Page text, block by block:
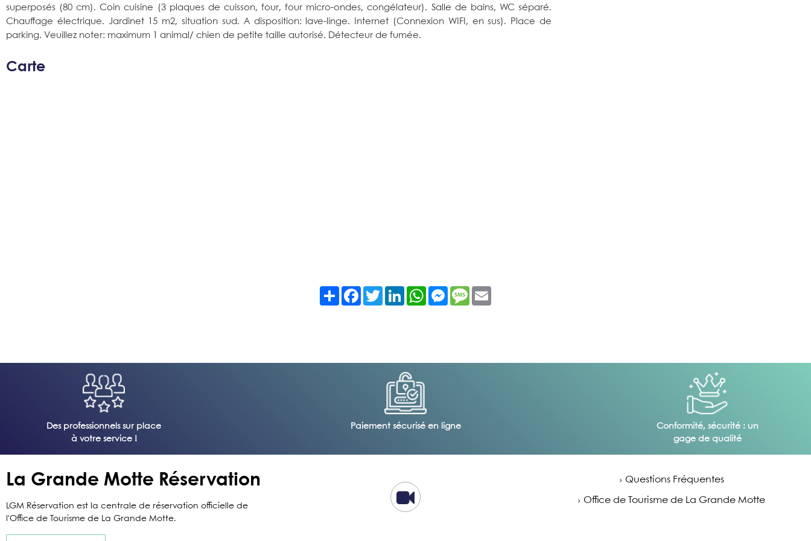
superposés (80 cm). Coin cuisine (3 plaques de cuisson, four, four micro-ondes, congélateur). Salle de bains, WC séparé.
Chauffage électrique. Jardinet 15 m2, situation sud. A disposition: lave-linge. Internet (Connexion WIFI, en sus). Place de
parking. Veuillez noter: maximum 1 animal/ chien de petite taille autorisé. Détecteur de fumée.
Carte
Partager FacebookTwitter LinkedIn WhatsAppMessengerMessage
Des professionnels sur place
à votre service !
Paiement sécurisé en ligne
Conformité, sécurité : un
gage de qualité
La Grande Motte Réservation
LGM Réservation est la centrale de réservation officielle de
l'Office de Tourisme de La Grande Motte.
Questions Fréquentes
Office de Tourisme de La Grande Motte